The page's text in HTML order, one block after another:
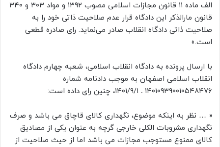
الف ماده ۱۱ قانون مجازات اسلامی مصوب ۱۳۹۲ و مواد ۳۰۳ و ۳۴۰
قانون مارالذکر این دادگاه قرار عدم صلاحیت ذاتی خود را به
صلاحیت ذاتی دادگاه انقلاب صادر می‌نماید. رای صادره قطعی
است.»
با ارسال پرونده به دادگاه انقلاب اسلامی، شعبه چهارم دادگاه
انقلاب اسلامی اصفهان به موجب دادنامه شماره
۱۴۰۱۰۹۳۹۰۰۱۰۵۴۸۴۷۶ ـ ۱۴۰۱/۹/۱، چنین رای داده است:
« … نظر به اینکه موضوع، نگهداری کالای قاچاق می باشد و صرف
نگهداری مشروبات الکلی خارجی گرچه به عنوان یکی از مصادیق
کالای ممنوع مستوجب مجازات می باشد اما از حیث صلاحیت از